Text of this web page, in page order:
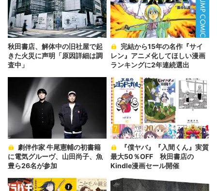
秋田書店、解体中の旧社屋で起
きた火災に声明「原因詳細は調
査中」
レン』アニメ化してほしい漫画
ランキングに2年連続選出
に電気グルーヴ、山田尚子、魚
豊ら26名が参加
最大50％OFF 秋田書店の
Kindle漫画セール開催